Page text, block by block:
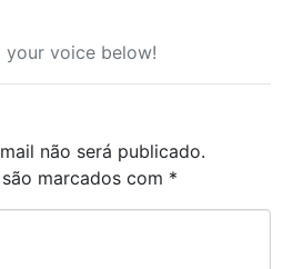
voice below!
não será publicado.
marcados com *